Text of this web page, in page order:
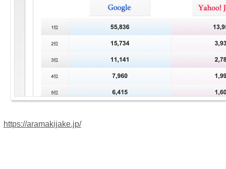
https://aramakijake.jp/